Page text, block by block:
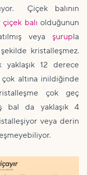
Çiçek balının
çiçek balı olduğunun
veya şurupla
kristalleşmez.
yaklaşık 12 derece
altına inildiğinde
çok geç
bal da yaklaşık 4
veya derin